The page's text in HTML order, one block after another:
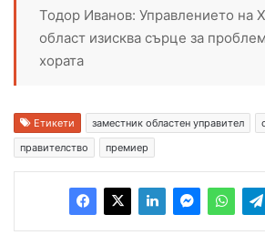
Тодор Иванов: Управлението на
област изисква сърце за
хората
Етикети заместник областен управител
правителство
премиер